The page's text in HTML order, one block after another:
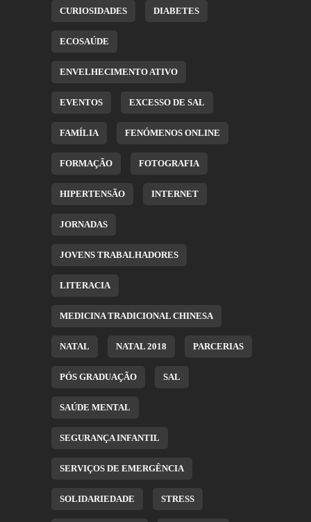
CURIOSIDADES DIABETES
ECOSAÚDE
ENVELHECIMENTO ATIVO
EVENTOS EXCESSO DE SAL
FAMÍLIA FENÓMENOS ONLINE
FORMAÇÃO FOTOGRAFIA
HIPERTENSÃO INTERNET
JORNADAS
JOVENS TRABALHADORES
LITERACIA
MEDICINA TRADICIONAL CHINESA
NATAL NATAL 2018 PARCERIAS
PÓS GRADUAÇÃO SAL
SAÚDE MENTAL
SEGURANÇA INFANTIL
SERVIÇOS DE EMERGÊNCIA
SOLIDARIEDADE STRESS